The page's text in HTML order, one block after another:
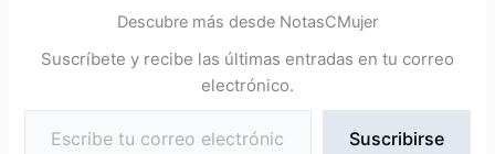
Descubre más desde NotasCMujer
Suscríbete y recibe las últimas entradas en tu correo
electrónico.
Suscribirse